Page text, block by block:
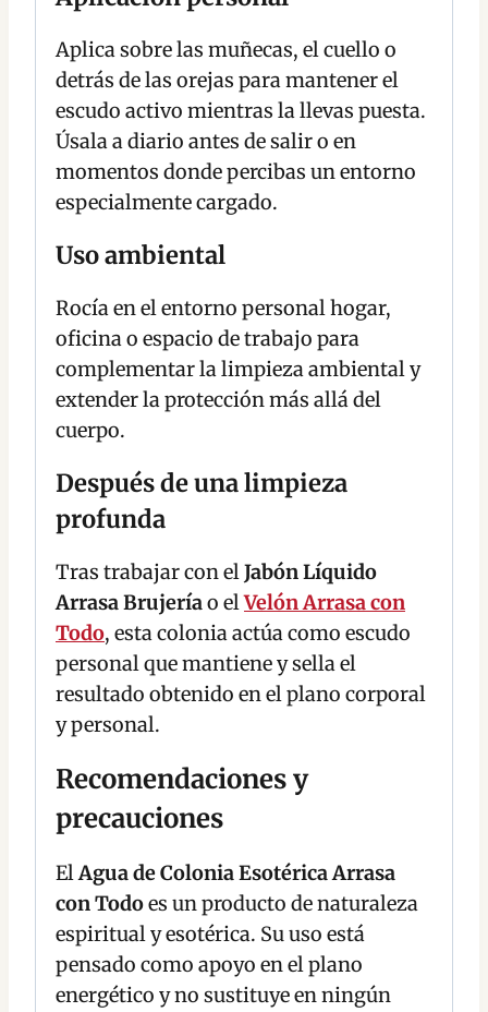
Aplica sobre las muñecas, el cuello o
detrás de las orejas para mantener el
escudo activo mientras la llevas puesta.
Úsala a diario antes de salir o en
momentos donde percibas un entorno
especialmente cargado.
Uso ambiental
Rocía en el entorno personal hogar,
oficina o espacio de trabajo para
complementar la limpieza ambiental y
extender la protección más allá del
cuerpo.
Después de una limpieza
profunda
Tras trabajar con elJabón Líquido
Arrasa Brujeríao elVelón Arrasa con
Todo, esta colonia actúa como escudo
personal que mantiene y sella el
resultado obtenido en el plano corporal
y personal.
Recomendaciones y
precauciones
ElAgua de Colonia Esotérica Arrasa
con Todoes un producto de naturaleza
espiritual y esotérica. Su uso está
pensado como apoyo en el plano
energético y no sustituye en ningún